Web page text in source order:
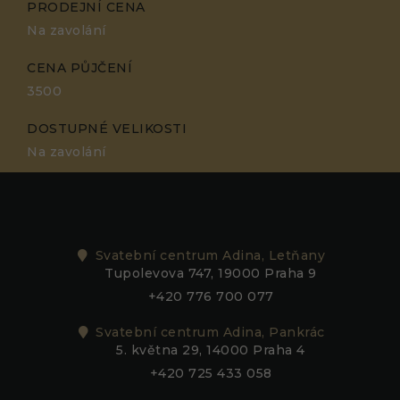
PRODEJNÍ CENA
Na zavolání
CENA PŮJČENÍ
3500
DOSTUPNÉ VELIKOSTI
Na zavolání
Svatební centrum Adina, Letňany
Tupolevova 747, 19000 Praha 9
+420 776 700 077
Svatební centrum Adina, Pankrác
5. května 29, 14000 Praha 4
+420 725 433 058